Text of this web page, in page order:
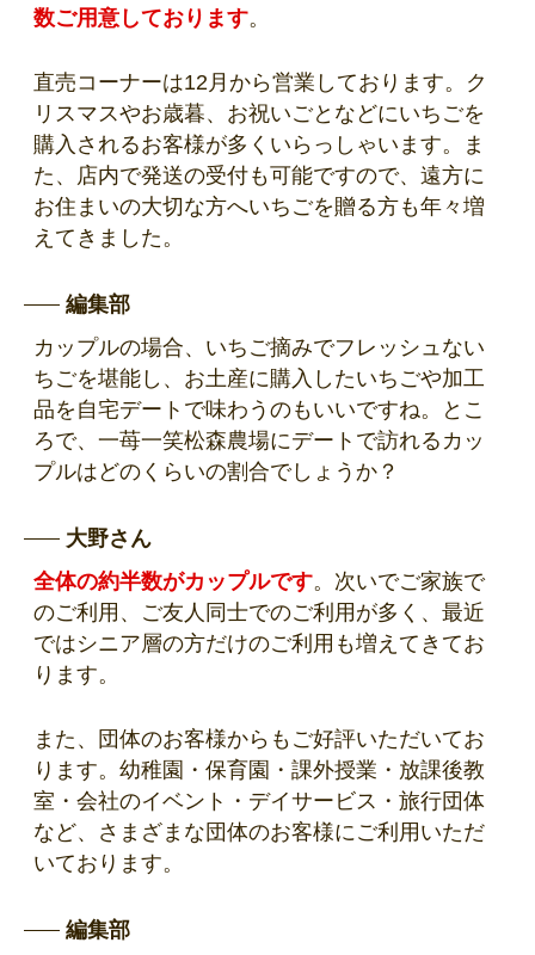
数ご用意しております。
直売コーナーは12月から営業しております。ク
リスマスやお歳暮、お祝いごとなどにいちごを
購入されるお客様が多くいらっしゃいます。ま
た、店内で発送の受付も可能ですので、遠方に
お住まいの大切な方へいちごを贈る方も年々増
えてきました。
編集部
カップルの場合、いちご摘みでフレッシュない
ちごを堪能し、お土産に購入したいちごや加工
品を自宅デートで味わうのもいいですね。とこ
ろで、一苺一笑松森農場にデートで訪れるカッ
プルはどのくらいの割合でしょうか？
大野さん
全体の約半数がカップルです。次いでご家族で
のご利用、ご友人同士でのご利用が多く、最近
ではシニア層の方だけのご利用も増えてきてお
ります。
また、団体のお客様からもご好評いただいてお
ります。幼稚園・保育園・課外授業・放課後教
室・会社のイベント・デイサービス・旅行団体
など、さまざまな団体のお客様にご利用いただ
いております。
編集部